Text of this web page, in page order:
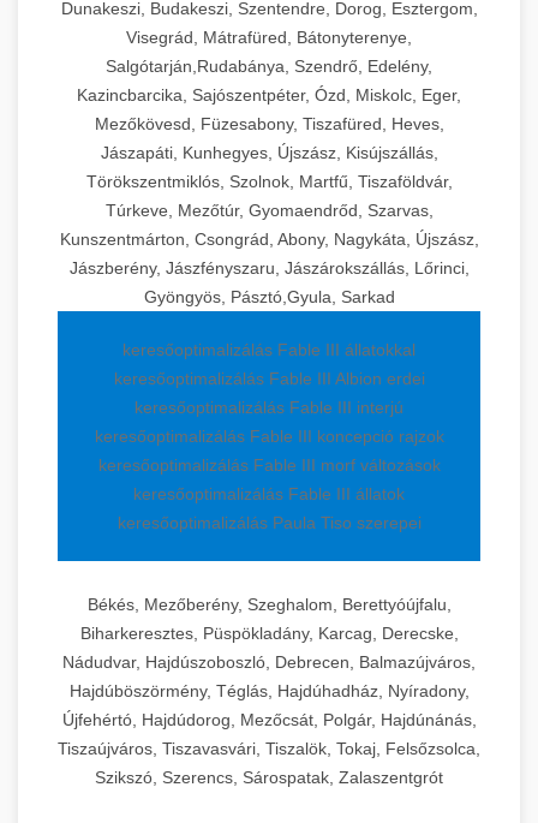
Dunakeszi, Budakeszi, Szentendre, Dorog, Esztergom,
Visegrád, Mátrafüred, Bátonyterenye,
Salgótarján,Rudabánya, Szendrő, Edelény,
Kazincbarcika, Sajószentpéter, Ózd, Miskolc, Eger,
Mezőkövesd, Füzesabony, Tiszafüred, Heves,
Jászapáti, Kunhegyes, Újszász, Kisújszállás,
Törökszentmiklós, Szolnok, Martfű, Tiszaföldvár,
Túrkeve, Mezőtúr, Gyomaendrőd, Szarvas,
Kunszentmárton, Csongrád, Abony, Nagykáta, Újszász,
Jászberény, Jászfényszaru, Jászárokszállás, Lőrinci,
Gyöngyös, Pásztó,Gyula, Sarkad
keresőoptimalizálás Fable III állatokkal
keresőoptimalizálás Fable III Albion erdei
keresőoptimalizálás Fable III interjú
keresőoptimalizálás Fable III koncepció rajzok
keresőoptimalizálás Fable III morf változások
keresőoptimalizálás Fable III állatok
keresőoptimalizálás Paula Tiso szerepei
Békés, Mezőberény, Szeghalom, Berettyóújfalu,
Biharkeresztes, Püspökladány, Karcag, Derecske,
Nádudvar, Hajdúszoboszló, Debrecen, Balmazújváros,
Hajdúböszörmény, Téglás, Hajdúhadház, Nyíradony,
Újfehértó, Hajdúdorog, Mezőcsát, Polgár, Hajdúnánás,
Tiszaújváros, Tiszavasvári, Tiszalök, Tokaj, Felsőzsolca,
Szikszó, Szerencs, Sárospatak, Zalaszentgrót